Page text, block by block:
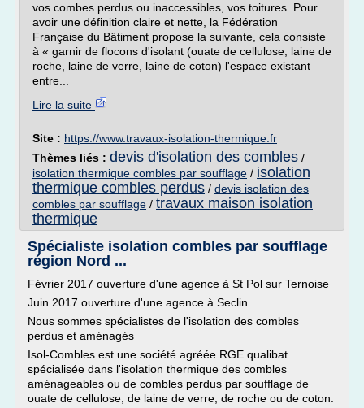
vos combes perdus ou inaccessibles, vos toitures. Pour
avoir une définition claire et nette, la Fédération
Française du Bâtiment propose la suivante, cela consiste
à « garnir de flocons d'isolant (ouate de cellulose, laine de
roche, laine de verre, laine de coton) l'espace existant
entre...
Lire la suite
Site : https://www.travaux-isolation-thermique.fr
Thèmes liés : devis d'isolation des combles /
isolation thermique combles par soufflage / isolation
thermique combles perdus / devis isolation des
combles par soufflage / travaux maison isolation
thermique
Spécialiste isolation combles par soufflage
région Nord ...
Février 2017 ouverture d'une agence à St Pol sur Ternoise
Juin 2017 ouverture d'une agence à Seclin
Nous sommes spécialistes de l'isolation des combles
perdus et aménagés
Isol-Combles est une société agréée RGE qualibat
spécialisée dans l'isolation thermique des combles
aménageables ou de combles perdus par soufflage de
ouate de cellulose, de laine de verre, de roche ou de coton.